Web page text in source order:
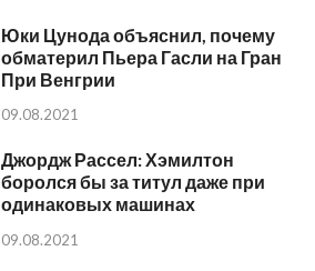
Юки Цунода объяснил, почему
обматерил Пьера Гасли на Гран
При Венгрии
09.08.2021
Джордж Рассел: Хэмилтон
боролся бы за титул даже при
одинаковых машинах
09.08.2021